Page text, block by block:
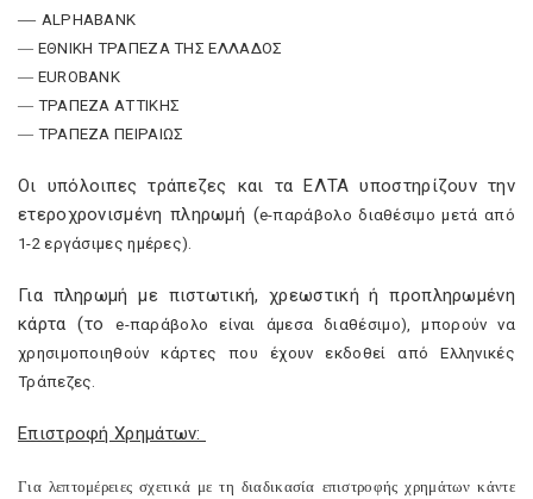
― ALPHABANK
― ΕΘΝΙΚΗ ΤΡΑΠΕΖΑ ΤΗΣ ΕΛΛΑΔΟΣ
― EUROBANK
― ΤΡΑΠΕΖΑ ΑΤΤΙΚΗΣ
― ΤΡΑΠΕΖΑ ΠΕΙΡΑΙΩΣ
Οι υπόλοιπες τράπεζες και τα ΕΛΤΑ υποστηρίζουν την
ετεροχρονισμένη πληρωμή (e-παράβολο διαθέσιμο μετά από
1-2 εργάσιμες ημέρες).
Για πληρωμή με πιστωτική, χρεωστική ή προπληρωμένη
κάρτα (τοe-παράβολο είναι άμεσα διαθέσιμο), μπορούν να
χρησιμοποιηθούν κάρτες που έχουν εκδοθεί από Ελληνικές
Τράπεζες.
Επιστροφή Χρημάτων:
Για λεπτομέρειες σχετικά με τη διαδικασία επιστροφής χρημάτων κάντε